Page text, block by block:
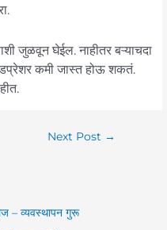
जुळवून घेईल. नाहीतर बऱ्याचदा
कमी जास्त होऊ शकतं.
Next Post →
– व्यवस्थापन गुरू